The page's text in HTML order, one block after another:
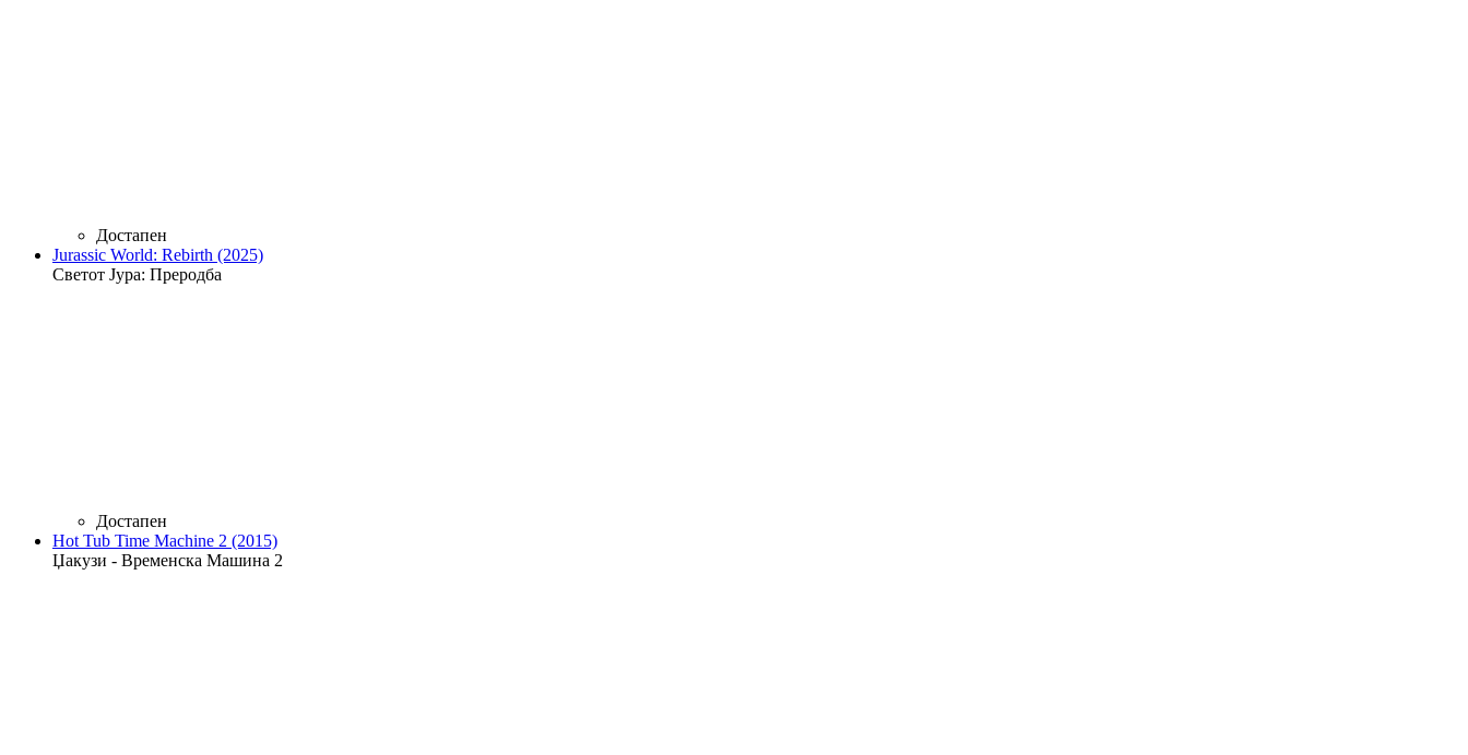
Достапен
Jurassic World: Rebirth (2025)
Светот Јура: Преродба
Достапен
Hot Tub Time Machine 2 (2015)
Џакузи - Временска Машина 2